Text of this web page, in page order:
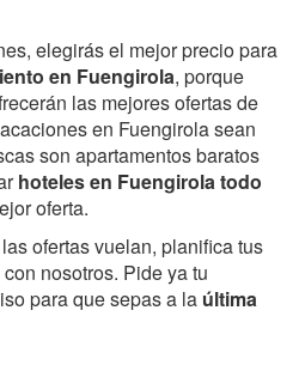
elegirás el mejor precio para
en Fuengirola, porque
las mejores ofertas de
en Fuengirola sean
son apartamentos baratos
hoteles en Fuengirola todo
oferta.
ofertas vuelan, planifica tus
nosotros. Pide ya tu
para que sepas a la última